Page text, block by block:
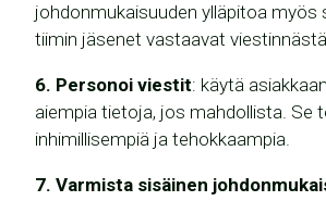
johdonmukaisuuden ylläpitoa myös
tiimin jäsenet vastaavat
6. Personoi viestit: käytä
aiempia tietoja, jos mahdollista. Se
inhimillisempiä ja tehokkaampia.
7. Varmista sisäinen